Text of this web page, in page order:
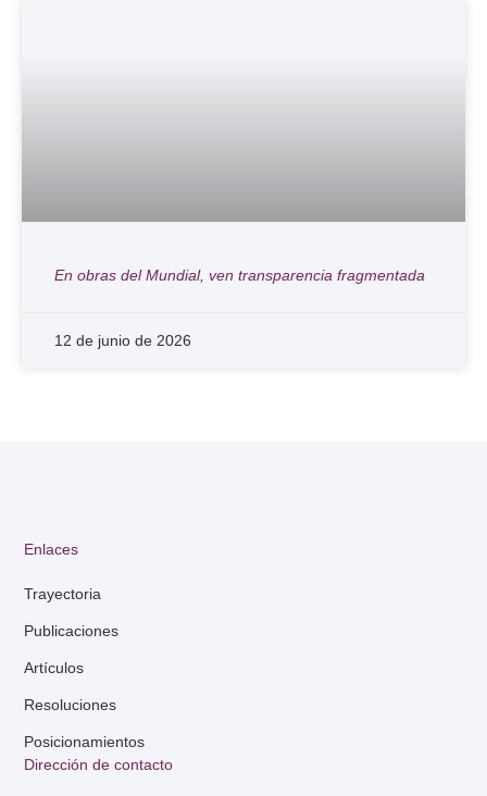
En obras del Mundial, ven transparencia fragmentada
12 de junio de 2026
Dirección de contacto
Enlaces
Trayectoria
Publicaciones
Artículos
Resoluciones
Posicionamientos